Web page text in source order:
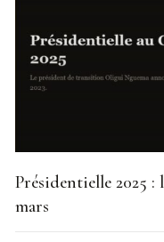
Présidentielle 2025 :
mars